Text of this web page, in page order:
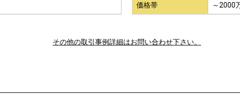
価格帯 ～2000
その他の取引事例詳細はお問い合わせ下さい。